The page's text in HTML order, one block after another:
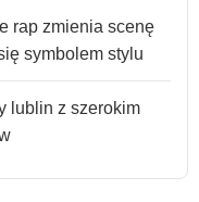
rap zmienia scenę
symbolem stylu
lublin z szerokim